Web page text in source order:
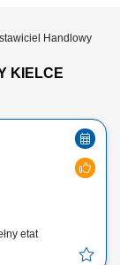
Handlowy
KIELCE
etat